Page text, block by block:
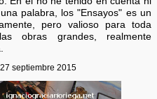
palabra, los "Ensayos" es un
pero valioso para toda
obras grandes, realmente
27 septiembre 2015